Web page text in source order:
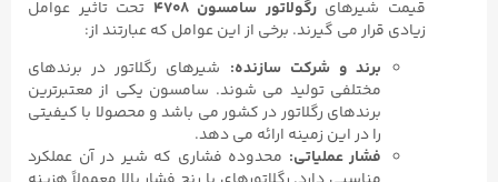
قیمت شیرهایرگولاتور سامسون ۴۷۰۸
تحت تاثیر عوامل
زیادی قرار می گیرند. برخی از این عوامل که عبارتند از:
برند و شرکت سازنده: شیرهای رگلاتور در برندهای
مختلفی تولید می شوند. سامسون یکی از معتبرترین
برندهای رگلاتور در کشور می باشد و محصولا با کیفیتی
را در این زمینه ارائه می دهد.
فشار عملیاتی: محدوده فشاری که شیر در آن عملکرد